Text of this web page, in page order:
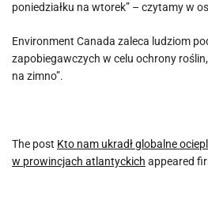
poniedziałku na wtorek” – czytamy w
Environment Canada zaleca ludziom
zapobiegawczych w celu ochrony
na zimno”.
The post Kto nam ukradł globalne
w prowincjach atlantyckich appeared